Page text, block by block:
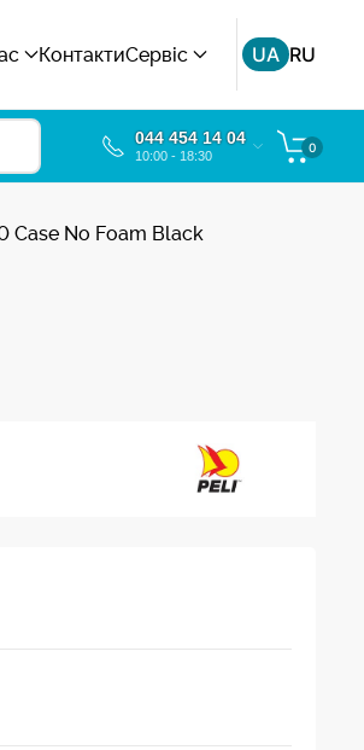
КонтактиСервіс UA RU
044 454 14 04
10:00 - 18:30
0
Case No Foam Black